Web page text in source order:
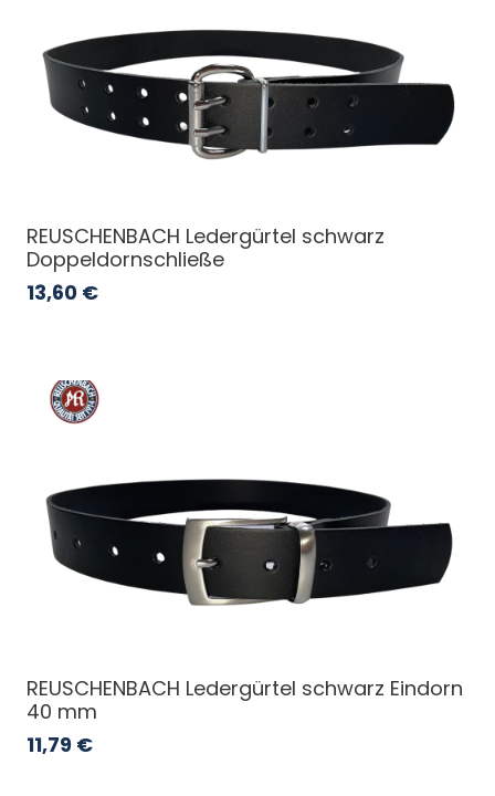
REUSCHENBACH Ledergürtel schwarz
Doppeldornschließe
13,60 €
REUSCHENBACH Ledergürtel schwarz Eindorn
40 mm
11,79 €